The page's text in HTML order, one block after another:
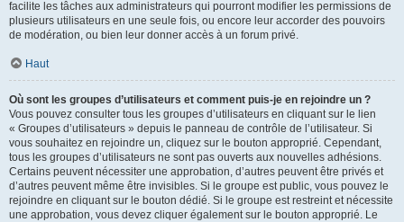
facilite les tâches aux administrateurs qui pourront modifier les permissions de
plusieurs utilisateurs en une seule fois, ou encore leur accorder des pouvoirs
de modération, ou bien leur donner accès à un forum privé.
Haut
Où sont les groupes d’utilisateurs et comment puis-je en rejoindre un ?
Vous pouvez consulter tous les groupes d’utilisateurs en cliquant sur le lien
« Groupes d’utilisateurs » depuis le panneau de contrôle de l’utilisateur. Si
vous souhaitez en rejoindre un, cliquez sur le bouton approprié. Cependant,
tous les groupes d’utilisateurs ne sont pas ouverts aux nouvelles adhésions.
Certains peuvent nécessiter une approbation, d’autres peuvent être privés et
d’autres peuvent même être invisibles. Si le groupe est public, vous pouvez le
rejoindre en cliquant sur le bouton dédié. Si le groupe est restreint et nécessite
une approbation, vous devez cliquer également sur le bouton approprié. Le